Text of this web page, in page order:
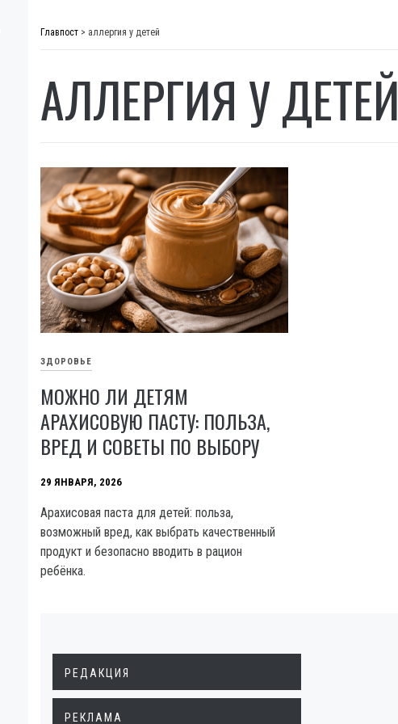
Главпост > аллергия у детей
АЛЛЕРГИЯ У ДЕТЕЙ
ЗДОРОВЬЕ
МОЖНО ЛИ ДЕТЯМ
АРАХИСОВУЮ ПАСТУ: ПОЛЬЗА,
ВРЕД И СОВЕТЫ ПО ВЫБОРУ
29 ЯНВАРЯ, 2026
Арахисовая паста для детей: польза,
возможный вред, как выбрать качественный
продукт и безопасно вводить в рацион
ребёнка.
РЕДАКЦИЯ
РЕКЛАМА